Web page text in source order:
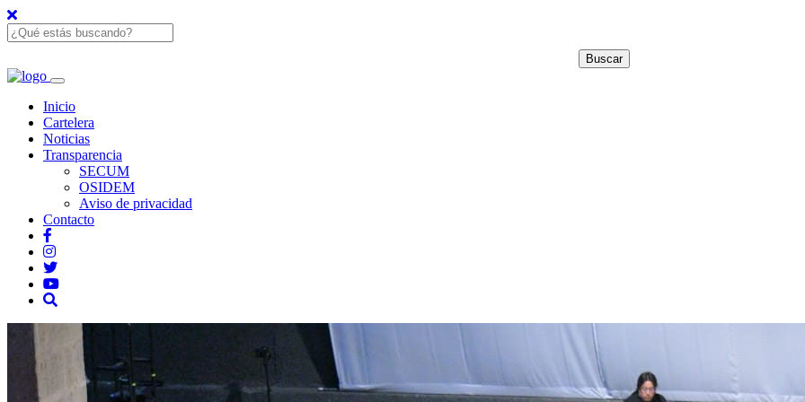
Inicio
Cartelera
Noticias
Transparencia
SECUM
OSIDEM
Aviso de privacidad
Contacto